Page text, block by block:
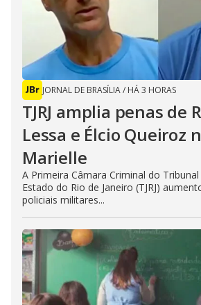
JORNAL DE BRASÍLIA/ HÁ 3 HORAS
TJRJ amplia penas de
Lessa e Élcio Queiroz
Marielle
A Primeira Câmara Criminal do Tribunal
Estado do Rio de Janeiro (TJRJ)
policiais militares...